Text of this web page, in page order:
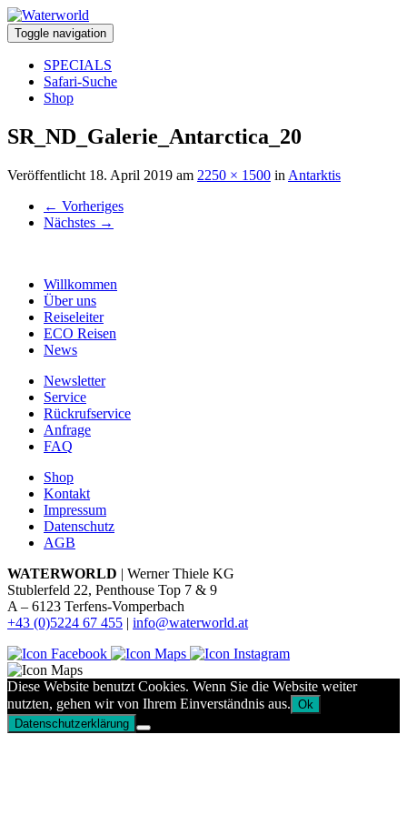
Toggle navigation
SPECIALS
Safari-Suche
Shop
SR_ND_Galerie_Antarctica_20
Veröffentlicht 18. April 2019 am 2250 × 1500 in Antarktis
← Vorheriges
Nächstes →
Willkommen
Über uns
Reiseleiter
ECO Reisen
News
Newsletter
Service
Rückrufservice
Anfrage
FAQ
Shop
Kontakt
Impressum
Datenschutz
AGB
WATERWORLD | Werner Thiele KG
Stublerfeld 22, Penthouse Top 7 & 9
A – 6123 Terfens-Vomperbach
+43 (0)5224 67 455 | info@waterworld.at
Diese Website benutzt Cookies. Wenn Sie die Website weiter
nutzten, gehen wir von Ihrem Einverständnis aus. Ok
Datenschutzerklärung